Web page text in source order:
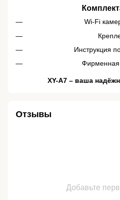
Wi-Fi
Инструкция
Фирменная
XY-A7 – ваша
Отзывы
Добавьте